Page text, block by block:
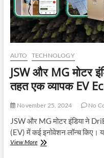
AUTO TECHNOLOGY
JSW और MG मोटर
तहत एक व्यापक EV
November 25, 2024 No
JSW और MG मोटर इंडिया ने
(EV) में कई इनोवेशन लॉन्च किए।
View MoreJSW